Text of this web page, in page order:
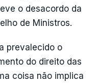
o desacordo da
de Ministros.
prevalecido o
do direito das
coisa não implica